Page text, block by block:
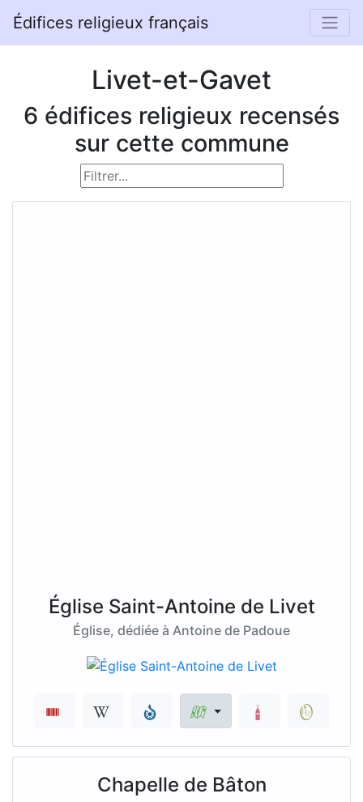
Édifices religieux français
Livet-et-Gavet
6 édifices religieux recensés
sur cette commune
Église Saint-Antoine de Livet
Église, dédiée à Antoine de Padoue
Chapelle de Bâton